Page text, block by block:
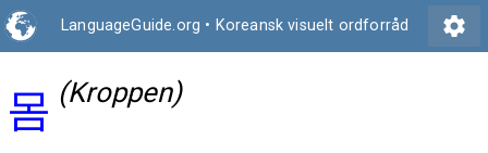
LanguageGuide.org • Koreansk visuelt ordforråd settings
몸 (Kroppen)